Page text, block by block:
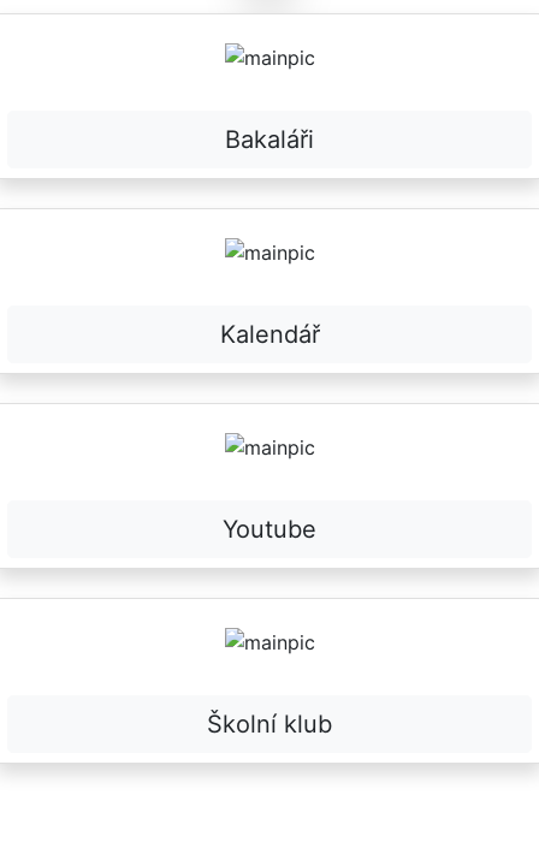
Bakaláři
Kalendář
Youtube
Školní klub